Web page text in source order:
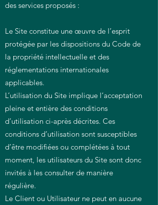
des services proposés :
Le Site constitue une œuvre de l’esprit
protégée par les dispositions du Code de
la propriété intellectuelle et des
réglementations internationales
applicables.
L’utilisation du Site implique l’acceptation
pleine et entière des conditions
d’utilisation ci-après décrites. Ces
conditions d’utilisation sont susceptibles
d’être modifiées ou complétées à tout
moment, les utilisateurs du Site sont donc
invités à les consulter de manière
régulière.
Le Client ou Utilisateur ne peut en aucune